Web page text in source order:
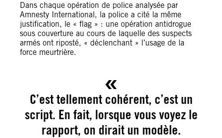
Dans chaque opération de police analysée par
Amnesty International, la police a cité la même
justification, le « flag » : une opération antidrogue
sous couverture au cours de laquelle des suspects
armés ont riposté, « déclenchant » l’usage de la
force meurtrière.
C’est tellement cohérent, c’est un
script. En fait, lorsque vous voyez le
rapport, on dirait un modèle.